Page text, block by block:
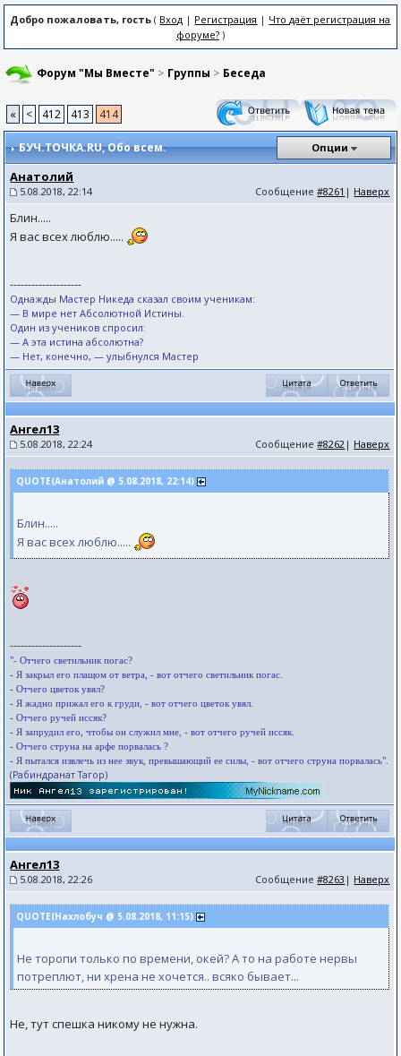
Добро пожаловать, гость ( Вход | Регистрация | Что даёт регистрация на
форуме?)
Форум "Мы Вместе" > Группы > Беседа
« < 412 413 414
БУЧ.ТОЧКА.RU, Обо всем. Опции
Анатолий
5.08.2018, 22:14 Сообщение#8261 | Наверх
Блин.....
Я вас всех люблю.....
--------------------
Однажды Мастер Никеда сказал своим ученикам:
— В мире нет Абсолютной Истины.
Один из учеников спросил:
— А эта истина абсолютна?
— Нет, конечно, — улыбнулся Мастер
Ангел13
5.08.2018, 22:24 Сообщение#8262 | Наверх
QUOTE(Анатолий @ 5.08.2018, 22:14)
Блин.....
Я вас всех люблю.....
--------------------
"- Отчего светильник погас?
- Я закрыл его плащом от ветра, - вот отчего светильник погас.
- Отчего цветок увял?
- Я жадно прижал его к груди, - вот отчего цветок увял.
- Отчего ручей иссяк?
- Я запрудил его, чтобы он служил мне, - вот отчего ручей иссяк.
- Отчего струна на арфе порвалась ?
- Я пытался извлечь из нее звук, превышающий ее силы, - вот отчего струна порвалась".
(Рабиндранат Тагор)
Ангел13
5.08.2018, 22:26 Сообщение#8263 | Наверх
QUOTE(Нахлобуч @ 5.08.2018, 11:15)
Не торопи только по времени, окей? А то на работе нервы
потреплют, ни хрена не хочется.. всяко бывает...
Не, тут спешка никому не нужна.